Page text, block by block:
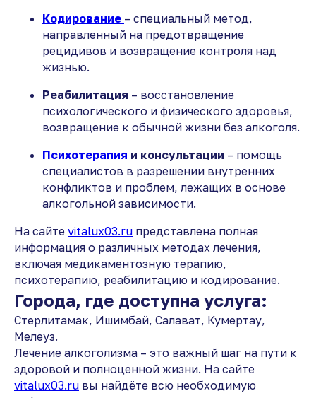
Кодирование – специальный метод,
направленный на предотвращение
рецидивов и возвращение контроля над
жизнью.
Реабилитация – восстановление
психологического и физического здоровья,
возвращение к обычной жизни без алкоголя.
Психотерапия и консультации – помощь
специалистов в разрешении внутренних
конфликтов и проблем, лежащих в основе
алкогольной зависимости.
На сайте vitalux03.ru представлена полная
информация о различных методах лечения,
включая медикаментозную терапию,
психотерапию, реабилитацию и кодирование.
Города, где доступна услуга:
Стерлитамак, Ишимбай, Салават, Кумертау,
Мелеуз.
Лечение алкоголизма – это важный шаг на пути к
здоровой и полноценной жизни. На сайте
vitalux03.ru вы найдёте всю необходимую